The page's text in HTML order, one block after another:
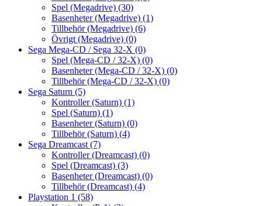
Spel (Megadrive) (30)
Basenheter (Megadrive) (1)
Tillbehör (Megadrive) (6)
Övrigt (Megadrive) (0)
Sega Mega-CD / Sega 32-X (0)
Spel (Mega-CD / 32-X) (0)
Basenheter (Mega-CD / 32-X) (0)
Tillbehör (Mega-CD / 32-X) (0)
Sega Saturn (5)
Kontroller (Saturn) (1)
Spel (Saturn) (1)
Basenheter (Saturn) (0)
Tillbehör (Saturn) (4)
Sega Dreamcast (7)
Kontroller (Dreamcast) (0)
Spel (Dreamcast) (3)
Basenheter (Dreamcast) (0)
Tillbehör (Dreamcast) (4)
Playstation 1 (58)